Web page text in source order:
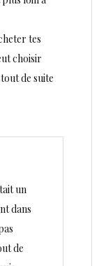
tes
choisir
de suite
un
dans
de